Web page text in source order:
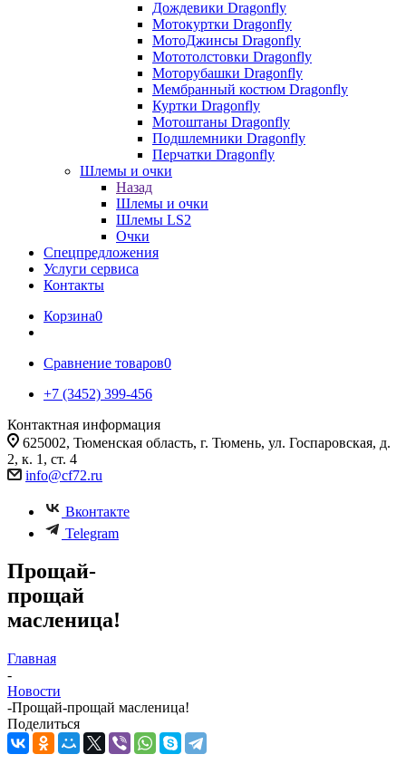
Дождевики Dragonfly
Мотокуртки Dragonfly
МотоДжинсы Dragonfly
Мототолстовки Dragonfly
Моторубашки Dragonfly
Мембранный костюм Dragonfly
Куртки Dragonfly
Мотоштаны Dragonfly
Подшлемники Dragonfly
Перчатки Dragonfly
Шлемы и очки
Назад
Шлемы и очки
Шлемы LS2
Очки
Спецпредложения
Услуги сервиса
Контакты
Корзина0
Сравнение товаров0
+7 (3452) 399-456
Контактная информация
625002, Тюменская область, г. Тюмень, ул. Госпаровская, д.
2, к. 1, ст. 4
info@cf72.ru
Вконтакте
Telegram
Прощай-
прощай
масленица!
Главная
-
Новости
-Прощай-прощай масленица!
Поделиться